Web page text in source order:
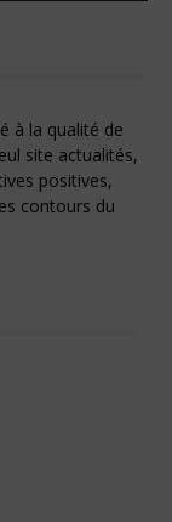
à la qualité de
site actualités,
positives,
contours du